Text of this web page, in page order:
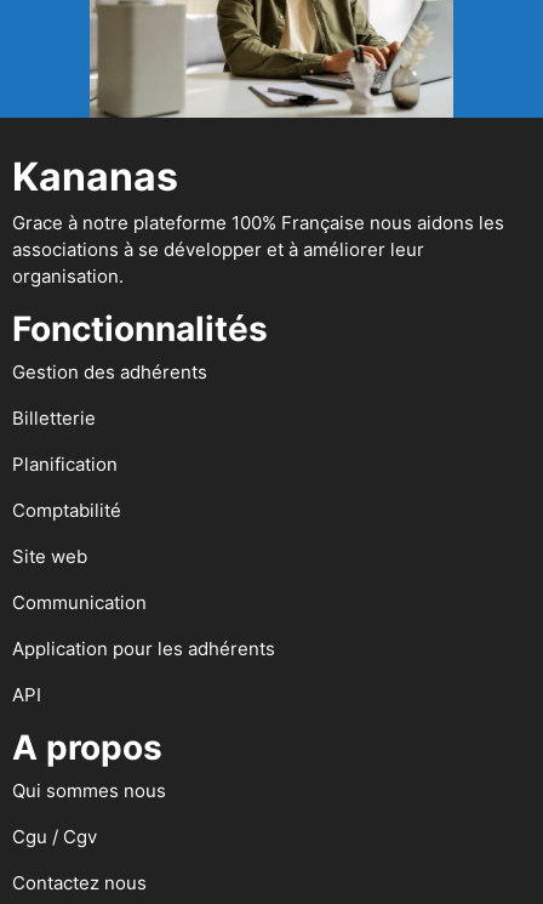
Kananas
Grace à notre plateforme 100% Française nous aidons les
associations à se développer et à améliorer leur
organisation.
Fonctionnalités
Gestion des adhérents
Billetterie
Planification
Comptabilité
Site web
Communication
Application pour les adhérents
API
A propos
Qui sommes nous
Cgu / Cgv
Contactez nous